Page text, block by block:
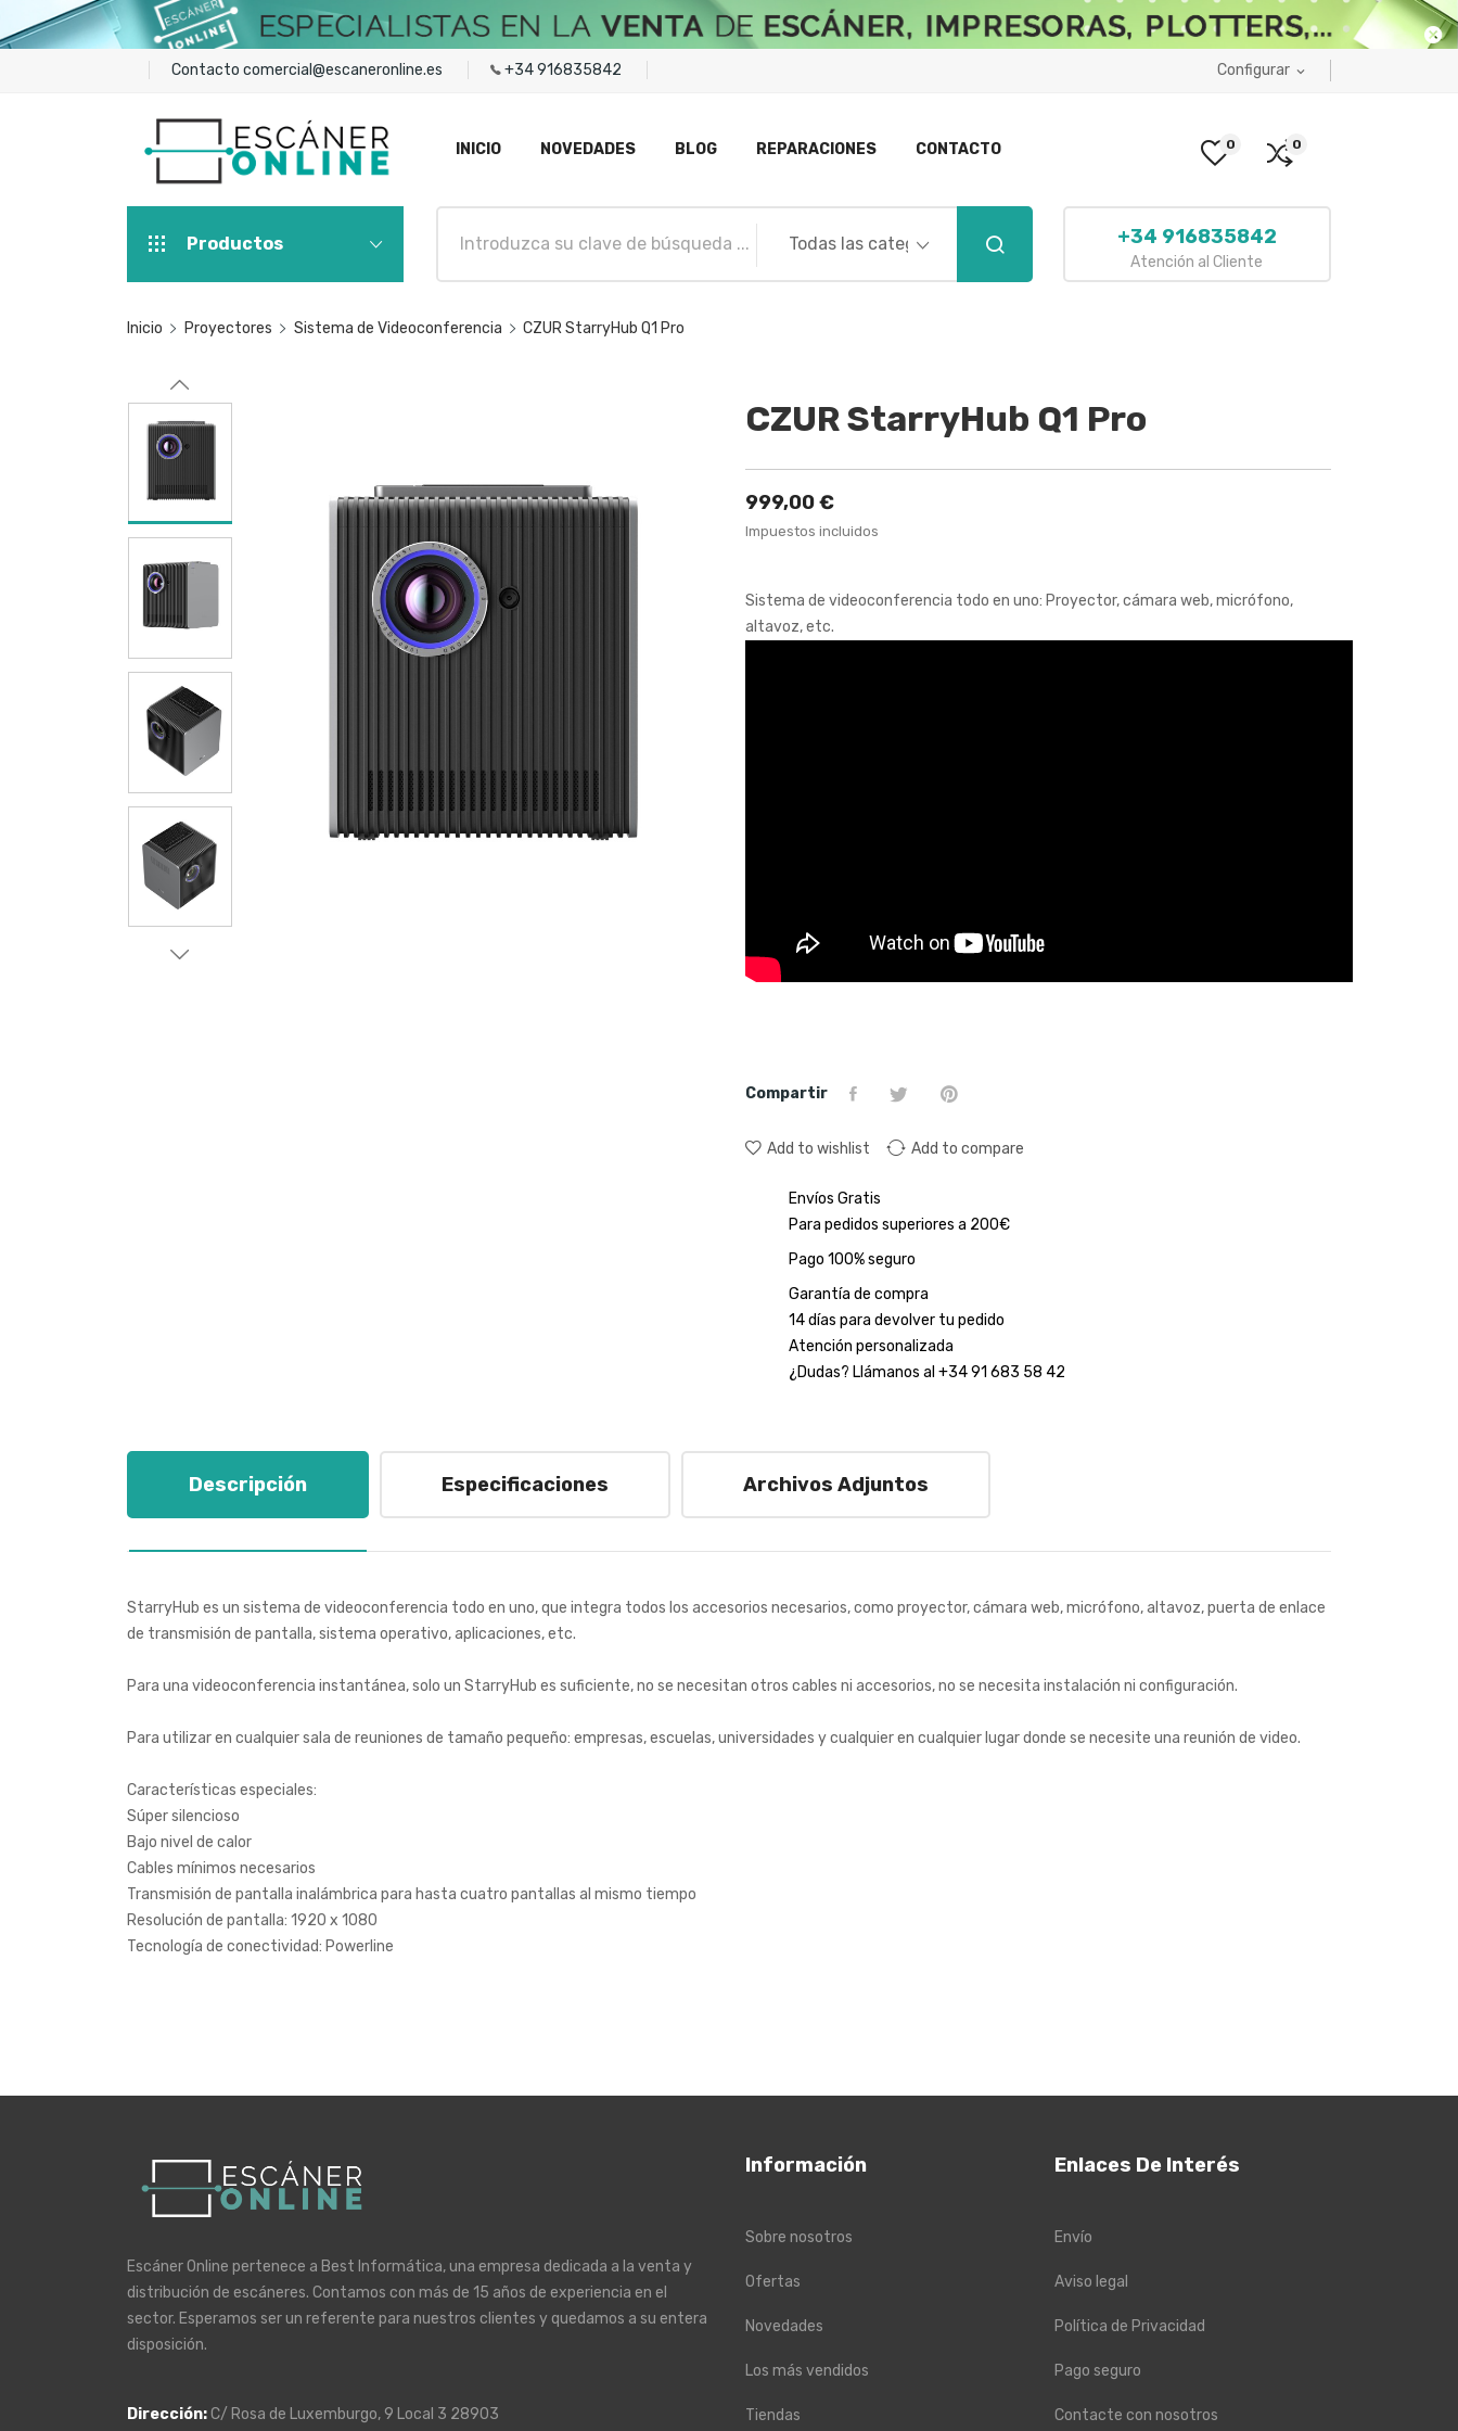
Configurar expand_more
Contacto comercial@escaneronline.es +34 916835842
INICIO NOVEDADES BLOG REPARACIONES CONTACTO 0
0
Productos +34 916835842
Atención al Cliente
Inicio Proyectores Sistema de Videoconferencia CZUR StarryHub Q1 Pro
CZUR StarryHub Q1 Pro
999,00 €
Impuestos incluidos
Sistema de videoconferencia todo en uno: Proyector, cámara web, micrófono,
altavoz, etc.
Compartir
Add to wishlist Add to compare
Envíos Gratis
Para pedidos superiores a 200€
Pago 100% seguro
Garantía de compra
14 días para devolver tu pedido
Atención personalizada
¿Dudas? Llámanos al +34 91 683 58 42
Descripción Especificaciones Archivos Adjuntos
StarryHub es un sistema de videoconferencia todo en uno, que integra todos los accesorios necesarios, como proyector, cámara web, micrófono, altavoz, puerta de enlace
de transmisión de pantalla, sistema operativo, aplicaciones, etc.
Para una videoconferencia instantánea, solo un StarryHub es suficiente, no se necesitan otros cables ni accesorios, no se necesita instalación ni configuración.
Para utilizar en cualquier sala de reuniones de tamaño pequeño: empresas, escuelas, universidades y cualquier en cualquier lugar donde se necesite una reunión de video.
Características especiales:
Súper silencioso
Bajo nivel de calor
Cables mínimos necesarios
Transmisión de pantalla inalámbrica para hasta cuatro pantallas al mismo tiempo
Resolución de pantalla: 1920 x 1080
Tecnología de conectividad: Powerline
Escáner Online pertenece a Best Informática, una empresa dedicada a la venta y
distribución de escáneres. Contamos con más de 15 años de experiencia en el
sector. Esperamos ser un referente para nuestros clientes y quedamos a su entera
disposición.
Dirección:C/ Rosa de Luxemburgo, 9 Local 3 28903
Información
Sobre nosotros
Ofertas
Novedades
Los más vendidos
Tiendas
Enlaces De Interés
Envío
Aviso legal
Política de Privacidad
Pago seguro
Contacte con nosotros